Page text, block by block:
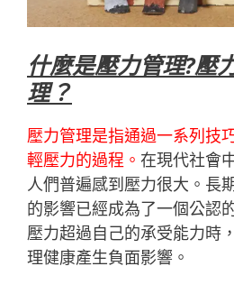
什麼是壓力管理?壓
理？
壓力管理是指通過一系列技
輕壓力的過程。 在現代社會
人們普遍感到壓力很大。長
的影響已經成為了一個公認
壓力超過自己的承受能力時
理健康產生負面影響。